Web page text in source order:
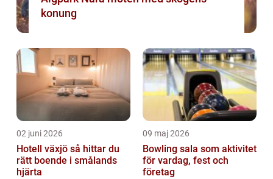
konung
02 juni 2026
Hotell växjö så hittar du
rätt boende i smålands
hjärta
09 maj 2026
Bowling sala som aktivitet
för vardag, fest och
företag